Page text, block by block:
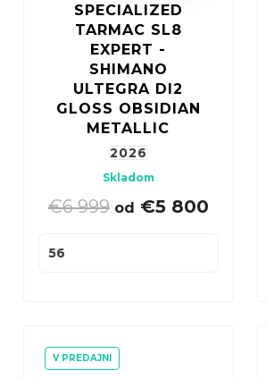
SPECIALIZED
TARMAC SL8
EXPERT -
SHIMANO
ULTEGRA DI2
GLOSS OBSIDIAN
METALLIC
2026
Skladom
€6 999| od €5 800
56
V PREDAJNI